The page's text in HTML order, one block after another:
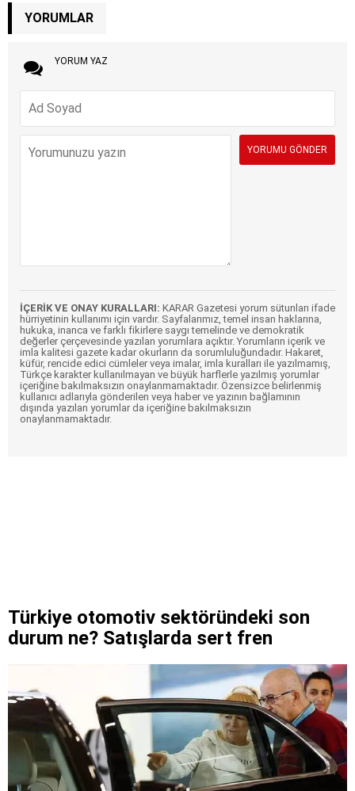
YORUMLAR
YORUM YAZ
İÇERİK VE ONAY KURALLARI: KARAR Gazetesi yorum sütunları ifade
hürriyetinin kullanımı için vardır. Sayfalarımız, temel insan haklarına,
hukuka, inanca ve farklı fikirlere saygı temelinde ve demokratik
değerler çerçevesinde yazılan yorumlara açıktır. Yorumların içerik ve
imla kalitesi gazete kadar okurların da sorumluluğundadır. Hakaret,
küfür, rencide edici cümleler veya imalar, imla kuralları ile yazılmamış,
Türkçe karakter kullanılmayan ve büyük harflerle yazılmış yorumlar
içeriğine bakılmaksızın onaylanmamaktadır. Özensizce belirlenmiş
kullanıcı adlarıyla gönderilen veya haber ve yazının bağlamının
dışında yazılan yorumlar da içeriğine bakılmaksızın
onaylanmamaktadır.
Türkiye otomotiv sektöründeki son
durum ne? Satışlarda sert fren